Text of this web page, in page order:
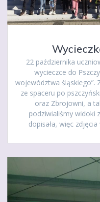
22 października
wycieczce do
województwa śląskiego”.
ze spaceru po
oraz Zbrojowni, a
podziwialiśmy widoki
dopisała, więc zdjęcia